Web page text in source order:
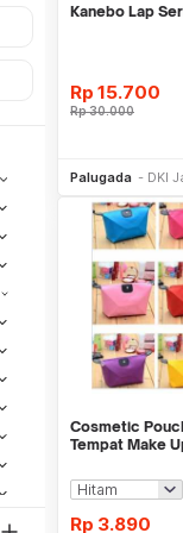
Kanebo Lap
Rp 15.700
Rp30.000
Palugada DKI
Cosmetic
Tempat Make
Rp 3.890